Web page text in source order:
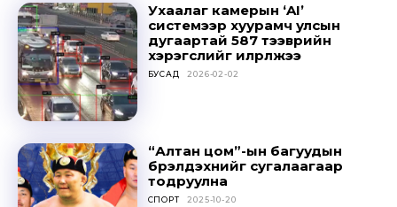
Ухаалаг камерын ‘AI’
системээр хуурамч улсын
дугаартай 587 тээврийн
хэрэгслийг илрүүлжээ
БУСАД 2026-02-02
“Алтан цом”-ын багуудын
бүрэлдэхүүнийг сугалаагаар
тодруулна
СПОРТ 2025-10-20